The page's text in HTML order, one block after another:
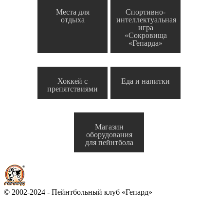
Места для
отдыха
Спортивно-
интеллектуальная
игра
«Сокровища
«Гепарда»
Хоккей с
препятствиями
Еда и напитки
Магазин
оборудования
для пейнтбола
© 2002-2024 - Пейнтбольный клуб «Гепард»